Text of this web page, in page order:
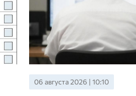
06 августа 2026 | 10:10